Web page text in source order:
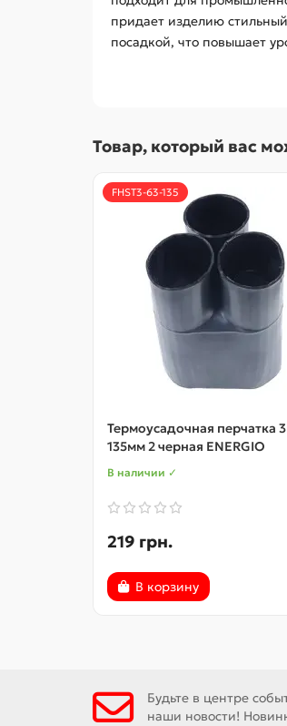
придает изделию
посадкой, что повышает
Товар, который вас
FHST3-63-135
Термоусадочная перчатка
135мм 2 черная ENERGIO
В наличии ✓
219 грн.
В корзину
Будьте в центре
наши новости!